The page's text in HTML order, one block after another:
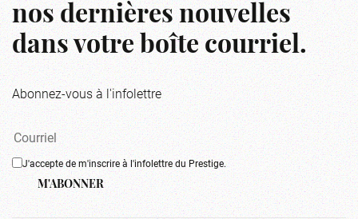
nos dernières nouvelles
dans votre boîte courriel.
Abonnez-vous à l'infolettre
J'accepte de m'inscrire à l'infolettre du Prestige.
M'ABONNER